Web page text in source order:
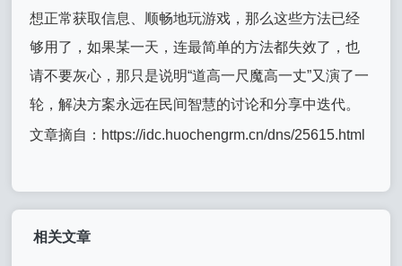
想正常获取信息、顺畅地玩游戏，那么这些方法已经
够用了，如果某一天，连最简单的方法都失效了，也
请不要灰心，那只是说明“道高一尺魔高一丈”又演了一
轮，解决方案永远在民间智慧的讨论和分享中迭代。
文章摘自：https://idc.huochengrm.cn/dns/25615.html
相关文章